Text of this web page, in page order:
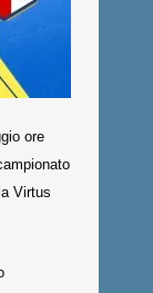
ore
Virtus